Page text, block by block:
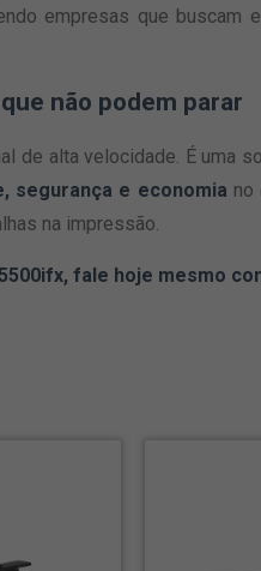
empresas que buscam
não podem parar
de alta velocidade. É uma
segurança e economia no
na impressão.
fale hoje mesmo